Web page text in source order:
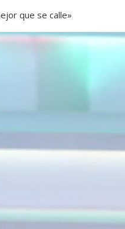
que se calle»